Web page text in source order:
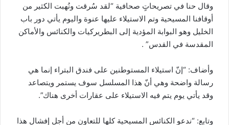
وقال حنا في تصريحاتٍ صحافية “لقد سُرقت ونُهبت الكثير من
أوقافنا المسيحية وتم الاستيلاء عليها عنوة واليوم يأتي دور باب
الخليل وهو البوابة المؤدية إلى البطريركيات والكنائس والأماكن
المقدسة في القدس” .
وأضاف: “إنّ استيلاء المستوطنين على فندق البتراء إنما هي
رسالة واضحة وهي أنّ هذا المسلسل سوف يستمر ويتصاعد
وقد يأتي يوم يتم فيه الاستيلاء على عقارات أخرى هناك”.
وتابع: “ندعو الكنائس المسيحية كلها للتعاون من أجل إفشال هذا